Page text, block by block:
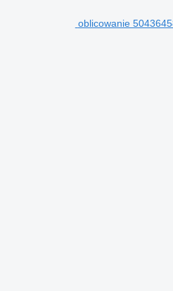
oblicowanie